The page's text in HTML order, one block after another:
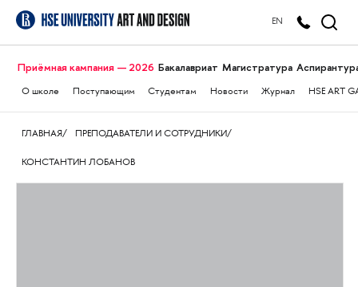
EN
Приёмная кампания — 2026 Бакалавриат Магистратура
О школе Поступающим Студентам Новости Журнал HSE ART
ГЛАВНАЯ ПРЕПОДАВАТЕЛИ И СОТРУДНИКИ
КОНСТАНТИН ЛОБАНОВ